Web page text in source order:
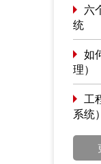
六
统
如
理）
工
系统）